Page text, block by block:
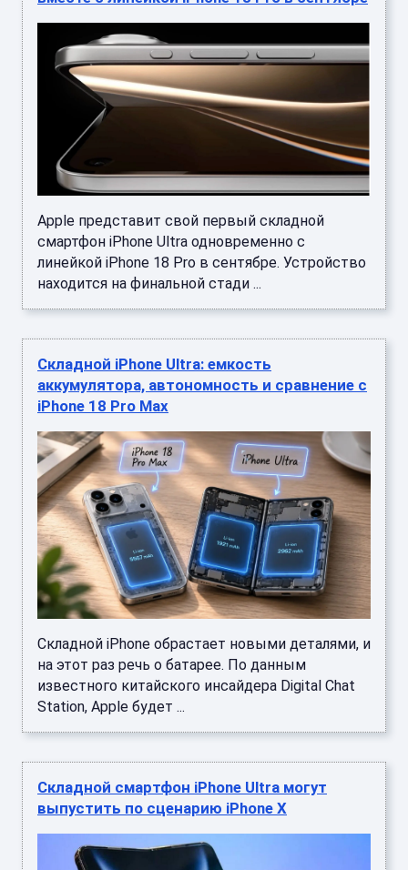
Apple представит свой первый складной
смартфон iPhone Ultra одновременно с
линейкой iPhone 18 Pro в сентябре. Устройство
находится на финальной стади ...
Складной iPhone Ultra: емкость
аккумулятора, автономность и сравнение с
iPhone 18 Pro Max
Складной iPhone обрастает новыми деталями, и
на этот раз речь о батарее. По данным
известного китайского инсайдера Digital Chat
Station, Apple будет ...
Складной смартфон iPhone Ultra могут
выпустить по сценарию iPhone X